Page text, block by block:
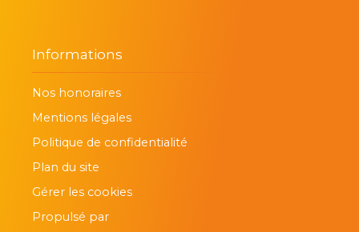
Informations
Nos honoraires
Mentions légales
Politique de confidentialité
Plan du site
Gérer les cookies
Propulsé par